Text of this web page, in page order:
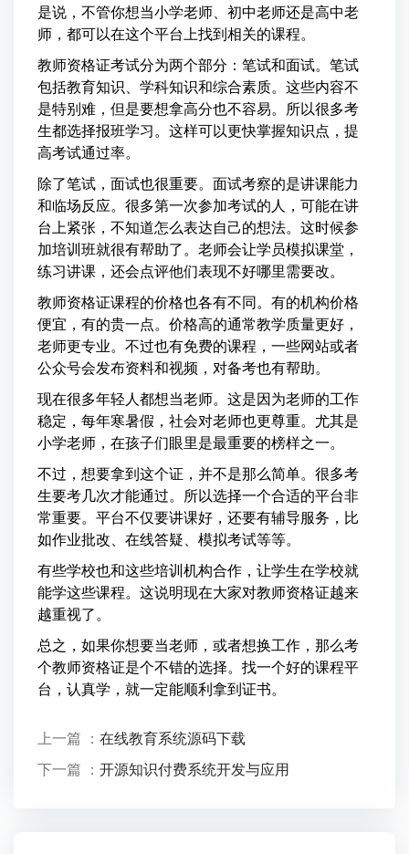
是说，不管你想当小学老师、初中老师还是高中老
师，都可以在这个平台上找到相关的课程。
教师资格证考试分为两个部分：笔试和面试。笔试
包括教育知识、学科知识和综合素质。这些内容不
是特别难，但是要想拿高分也不容易。所以很多考
生都选择报班学习。这样可以更快掌握知识点，提
高考试通过率。
除了笔试，面试也很重要。面试考察的是讲课能力
和临场反应。很多第一次参加考试的人，可能在讲
台上紧张，不知道怎么表达自己的想法。这时候参
加培训班就很有帮助了。老师会让学员模拟课堂，
练习讲课，还会点评他们表现不好哪里需要改。
教师资格证课程的价格也各有不同。有的机构价格
便宜，有的贵一点。价格高的通常教学质量更好，
老师更专业。不过也有免费的课程，一些网站或者
公众号会发布资料和视频，对备考也有帮助。
现在很多年轻人都想当老师。这是因为老师的工作
稳定，每年寒暑假，社会对老师也更尊重。尤其是
小学老师，在孩子们眼里是最重要的榜样之一。
不过，想要拿到这个证，并不是那么简单。很多考
生要考几次才能通过。所以选择一个合适的平台非
常重要。平台不仅要讲课好，还要有辅导服务，比
如作业批改、在线答疑、模拟考试等等。
有些学校也和这些培训机构合作，让学生在学校就
能学这些课程。这说明现在大家对教师资格证越来
越重视了。
总之，如果你想要当老师，或者想换工作，那么考
个教师资格证是个不错的选择。找一个好的课程平
台，认真学，就一定能顺利拿到证书。
上一篇 ： 在线教育系统源码下载
下一篇 ： 开源知识付费系统开发与应用